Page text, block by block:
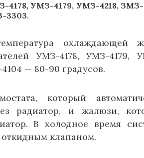
УМЗ-4179, УМЗ-4218,
3303.
охлаждающей
УМЗ-4178, УМЗ-4179,
— 80-90 градусов.
который
радиатор, и жалюзи,
В холодное время
клапаном.